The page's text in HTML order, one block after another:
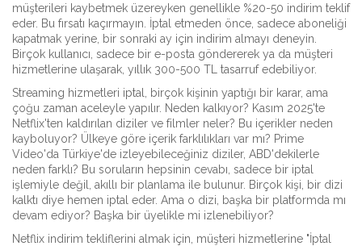
müşterileri kaybetmek üzereyken genellikle %20-50 indirim teklif
eder. Bu fırsatı kaçırmayın. İptal etmeden önce, sadece aboneliği
kapatmak yerine, bir sonraki ay için indirim almayı deneyin.
Birçok kullanıcı, sadece bir e-posta göndererek ya da müşteri
hizmetlerine ulaşarak, yıllık 300-500 TL tasarruf edebiliyor.
Streaming hizmetleri iptal
birçok kişinin yaptığı bir karar, ama
çoğu zaman aceleyle yapılır. Neden kalkıyor? Kasım 2025'te
Netflix'ten kaldırılan diziler ve filmler neler? Bu içerikler neden
kayboluyor? Ülkeye göre içerik farklılıkları var mı? Prime
Video'da Türkiye'de izleyebileceğiniz diziler, ABD'dekilerle
neden farklı? Bu soruların hepsinin cevabı, sadece bir iptal
işlemiyle değil, akıllı bir planlama ile bulunur. Birçok kişi, bir dizi
kalktı diye hemen iptal eder. Ama o dizi, başka bir platformda mı
devam ediyor? Başka bir üyelikle mi izlenebiliyor?
Netflix indirim tekliflerini almak için, müşteri hizmetlerine "İptal